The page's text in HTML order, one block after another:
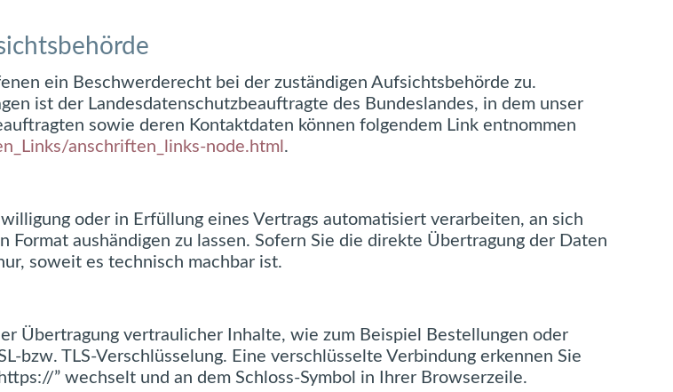
ein Beschwerderecht bei der zuständigen Aufsichtsbehörde zu.
ist der Landesdatenschutzbeauftragte des Bundeslandes, in dem unser
sowie deren Kontaktdaten können folgendem Link entnommen
anschriften_links-node.html .
oder in Erfüllung eines Vertrags automatisiert verarbeiten, an sich
aushändigen zu lassen. Sofern Sie die direkte Übertragung der Daten
soweit es technisch machbar ist.
Übertragung vertraulicher Inhalte, wie zum Beispiel Bestellungen oder
bzw. TLS-Verschlüsselung. Eine verschlüsselte Verbindung erkennen Sie
” wechselt und an dem Schloss-Symbol in Ihrer Browserzeile.